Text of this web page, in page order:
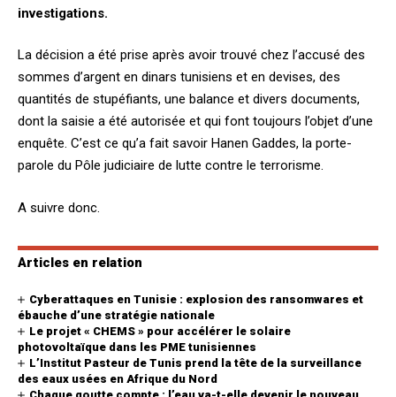
investigations.
La décision a été prise après avoir trouvé chez l’accusé des
sommes d’argent en dinars tunisiens et en devises, des
quantités de stupéfiants, une balance et divers documents,
dont la saisie a été autorisée et qui font toujours l’objet d’une
enquête. C’est ce qu’a fait savoir Hanen Gaddes, la porte-
parole du Pôle judiciaire de lutte contre le terrorisme.
A suivre donc.
Articles en relation
Cyberattaques en Tunisie : explosion des ransomwares et
ébauche d’une stratégie nationale
Le projet « CHEMS » pour accélérer le solaire
photovoltaïque dans les PME tunisiennes
L’Institut Pasteur de Tunis prend la tête de la surveillance
des eaux usées en Afrique du Nord